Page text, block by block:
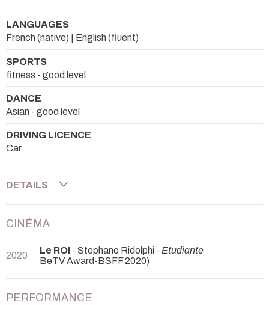
LANGUAGES
French (native) | English (fluent)
SPORTS
fitness - good level
DANCE
Asian - good level
DRIVING LICENCE
Car
DETAILS
CINÉMA
2020 Le ROI - Stephano Ridolphi - Etudiante
BeTV Award-BSFF 2020)
PERFORMANCE